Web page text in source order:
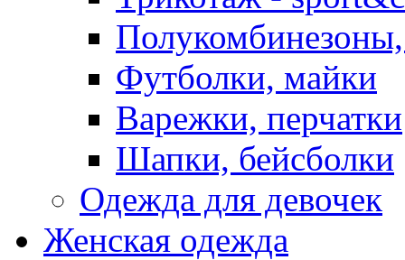
Футболки, майки
Варежки, перчатки
Шапки, бейсболки
Одежда для девочек
Женская одежда